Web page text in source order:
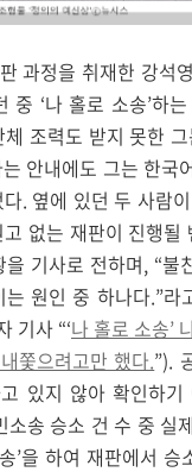
과정을 취재한 강석
중 ‘나 홀로 소송’하
조력도 받지 못한
안내에도 그는 한국
. 옆에 있던 두 사람
없는 재판이 진행될
기사로 전하며, “불
원인 중 하나다.”라
기사 “‘나 홀로 소송’
쫓으려고만 했다.”).
있지 않아 확인하
소송 승소 건 수 중 실
’을 하여 재판에서 승